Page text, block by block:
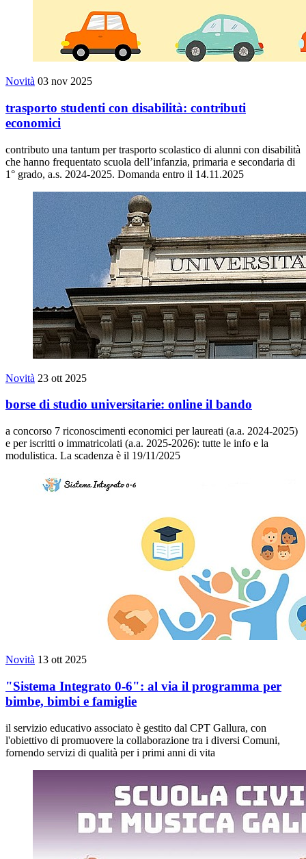
Novità 03 nov 2025
trasporto studenti con disabilità: contributi
economici
contributo una tantum per trasporto scolastico di alunni con disabilità
che hanno frequentato scuola dell’infanzia, primaria e secondaria di
1° grado, a.s. 2024-2025. Domanda entro il 14.11.2025
Novità 23 ott 2025
borse di studio universitarie: online il bando
a concorso 7 riconoscimenti economici per laureati (a.a. 2024-2025)
e per iscritti o immatricolati (a.a. 2025-2026): tutte le info e la
modulistica. La scadenza è il 19/11/2025
Novità 13 ott 2025
"Sistema Integrato 0-6": al via il programma per
bimbe, bimbi e famiglie
il servizio educativo associato è gestito dal CPT Gallura, con
l'obiettivo di promuovere la collaborazione tra i diversi Comuni,
fornendo servizi di qualità per i primi anni di vita